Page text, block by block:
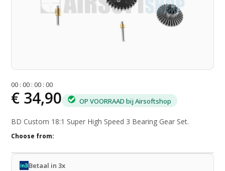
00 :00 :00 :00
€ 34,90 OP VOORRAAD bij Airsoftshop
BD Custom 18:1 Super High Speed 3 Bearing Gear Set.
Choose from:
Betaal in 3x